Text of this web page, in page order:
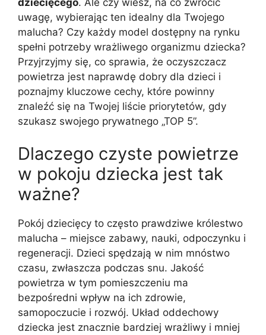
uwagę, wybierając ten idealny dla Twojego
malucha? Czy każdy model dostępny na rynku
spełni potrzeby wrażliwego organizmu dziecka?
Przyjrzyjmy się, co sprawia, że oczyszczacz
powietrza jest naprawdę dobry dla dzieci i
poznajmy kluczowe cechy, które powinny
znaleźć się na Twojej liście priorytetów, gdy
szukasz swojego prywatnego „TOP 5”.
Dlaczego czyste powietrze
w pokoju dziecka jest tak
ważne?
Pokój dziecięcy to często prawdziwe królestwo
malucha – miejsce zabawy, nauki, odpoczynku i
regeneracji. Dzieci spędzają w nim mnóstwo
czasu, zwłaszcza podczas snu. Jakość
powietrza w tym pomieszczeniu ma
bezpośredni wpływ na ich zdrowie,
samopoczucie i rozwój. Układ oddechowy
dziecka jest znacznie bardziej wrażliwy i mniej